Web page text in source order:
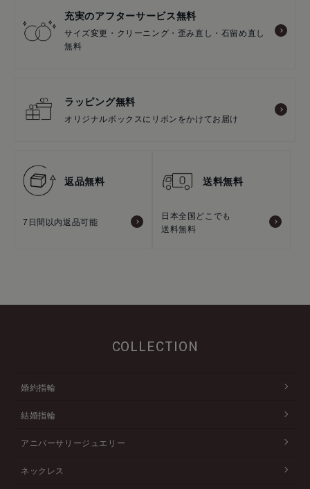
充実のアフターサービス無料
サイズ変更・クリーニング・歪み直し・石留め直し
無料
ラッピング無料
オリジナルボックスにリボンをかけてお届け
返品無料
7日間以内返品可能
送料無料
日本全国どこでも
送料無料
COLLECTION
婚約指輪
結婚指輪
アニバーサリージュエリー
ネックレス